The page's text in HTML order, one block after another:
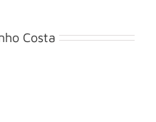
Costa